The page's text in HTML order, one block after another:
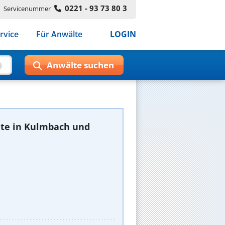
Servicenummer 0221 - 93 73 80 3
Für Anwälte LOGIN
in Kulmbach und